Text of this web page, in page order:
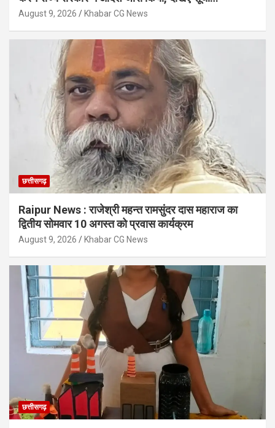
August 9, 2026 Khabar CG News
छत्तीसगढ़
Raipur News : राजेश्री महन्त रामसुंदर दास महाराज का
द्वितीय सोमवार 10 अगस्त को प्रवास कार्यक्रम
August 9, 2026 Khabar CG News
छत्तीसगढ़